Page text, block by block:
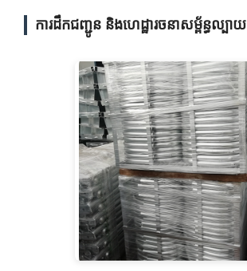
ការដឹកជញ្ជូន និងហេដ្ឋារចនាសម្ព័ន្ធល្បាយ